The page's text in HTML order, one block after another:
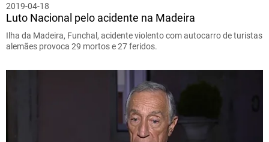
2019-04-18
Luto Nacional pelo acidente na Madeira
Ilha da Madeira, Funchal, acidente violento com autocarro de turistas
alemães provoca 29 mortos e 27 feridos.